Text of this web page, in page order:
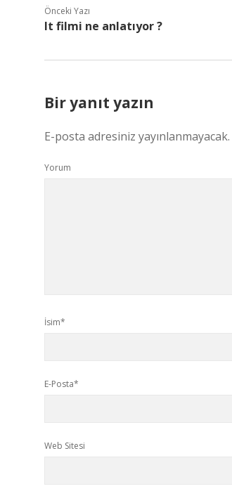
Önceki Yazı
It filmi ne anlatıyor ?
Bir yanıt yazın
E-posta adresiniz yayınlanmayacak.
Yorum
İsim*
E-Posta*
Web Sitesi